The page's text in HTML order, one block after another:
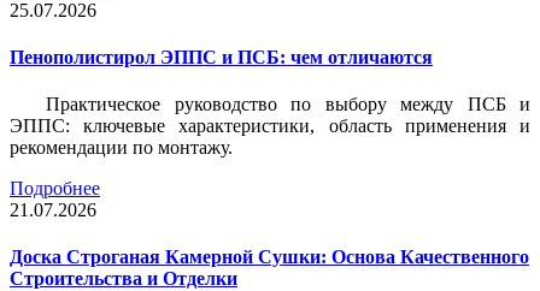
25.07.2026
Пенополистирол ЭППС и ПСБ: чем отличаются
Практическое руководство по выбору между ПСБ и
ЭППС: ключевые характеристики, область применения и
рекомендации по монтажу.
Подробнее
21.07.2026
Доска Строганая Камерной Сушки: Основа Качественного
Строительства и Отделки